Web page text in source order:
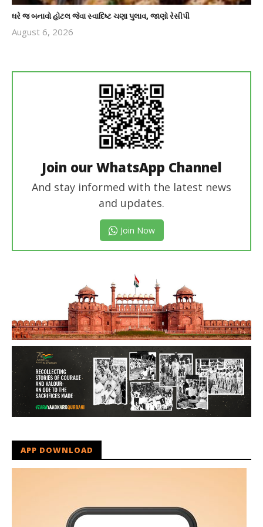
ઘરે જ બનાવો હોટલ જેવા સ્વાદિષ્ટ ચણા પુલાવ, જાણો રેસીપી
August 6, 2026
Join our WhatsApp Channel
And stay informed with the latest news
and updates.
Join Now
APP DOWNLOAD